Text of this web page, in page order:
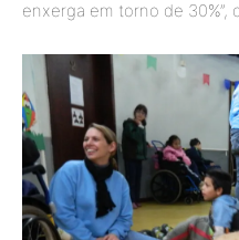
enxerga em torno de 30%”,